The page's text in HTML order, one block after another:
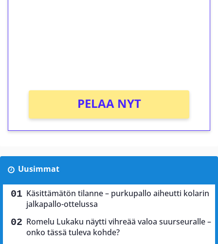
PELAA NYT
Uusimmat
Käsittämätön tilanne – purkupallo aiheutti kolarin
jalkapallo-ottelussa
Romelu Lukaku näytti vihreää valoa suurseuralle –
onko tässä tuleva kohde?